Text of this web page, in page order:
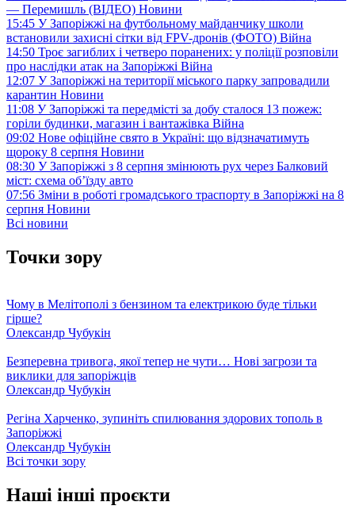
— Перемишль (ВІДЕО) Новини
15:45 У Запоріжжі на футбольному майданчику школи
встановили захисні сітки від FPV-дронів (ФОТО) Війна
14:50 Троє загиблих і четверо поранених: у поліції розповіли
про наслідки атак на Запоріжжі Війна
12:07 У Запоріжжі на території міського парку запровадили
карантин Новини
11:08 У Запоріжжі та передмісті за добу сталося 13 пожеж:
горіли будинки, магазин і вантажівка Війна
09:02 Нове офіційне свято в Україні: що відзначатимуть
щороку 8 серпня Новини
08:30 У Запоріжжі з 8 серпня змінюють рух через Балковий
міст: схема об’їзду авто
07:56 Зміни в роботі громадського траспорту в Запоріжжі на 8
серпня Новини
Всі новини
Точки зору
Чому в Мелітополі з бензином та електрикою буде тільки
гірше?
Олександр Чубукін
Безперевна тривога, якої тепер не чути… Нові загрози та
виклики для запоріжців
Олександр Чубукін
Регіна Харченко, зупиніть спилювання здорових тополь в
Запоріжжі
Олександр Чубукін
Всі точки зору
Наші інші проєкти